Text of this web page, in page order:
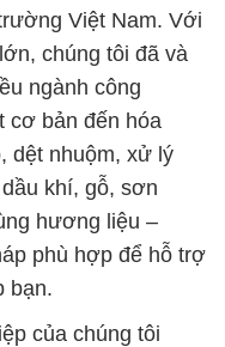
Việt Nam. Với
chúng tôi đã và
ngành công
cơ bản đến hóa
dệt nhuộm, xử lý
khí, gỗ, sơn
hương liệu –
phù hợp để hỗ trợ
bạn.
của chúng tôi